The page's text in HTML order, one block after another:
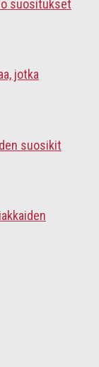
suositukset
jotka
suosikit